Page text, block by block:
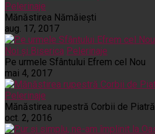
Pelerinaje
Mănăstirea Nămăiești
aug. 17, 2017
Noi și Biserica Pelerinaje
Pe urmele Sfântului Efrem cel Nou
mai 4, 2017
Pelerinaje
Mănăstirea rupestră Corbii de Piatră
oct. 2, 2016